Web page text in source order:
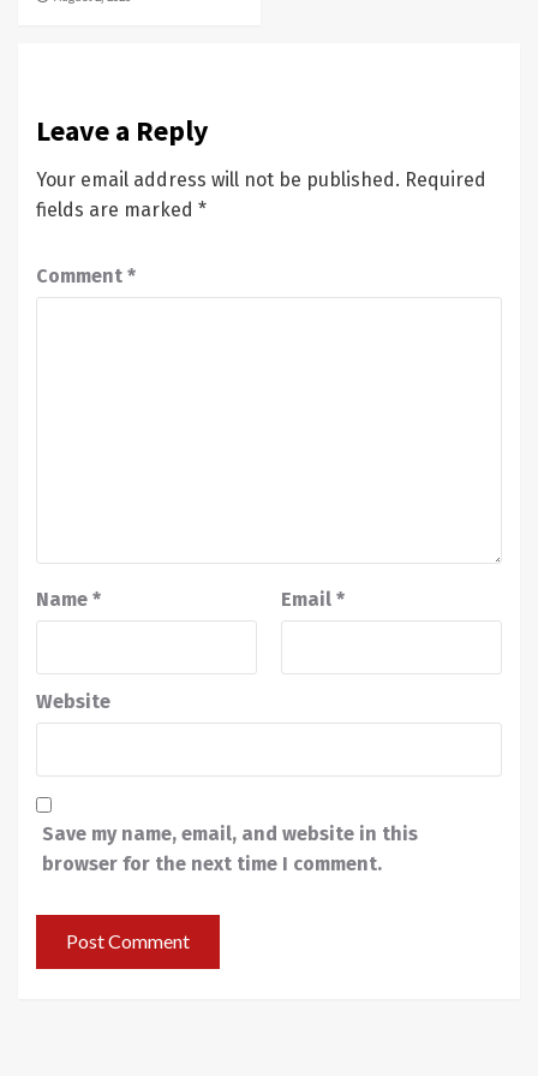
Leave a Reply
Your email address will not be published. Required
fields are marked *
Comment *
Name * Email *
Website
Save my name, email, and website in this
browser for the next time I comment.